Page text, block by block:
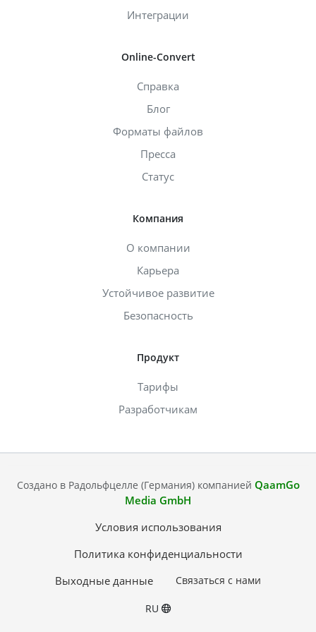
Интеграции
Online-Convert
Справка
Блог
Форматы файлов
Пресса
Статус
Компания
О компании
Карьера
Устойчивое развитие
Безопасность
Продукт
Тарифы
Разработчикам
Создано в Радольфцелле (Германия) компанией QaamGo
Media GmbH
Условия использования
Политика конфиденциальности
Выходные данные
Связаться с нами
RU